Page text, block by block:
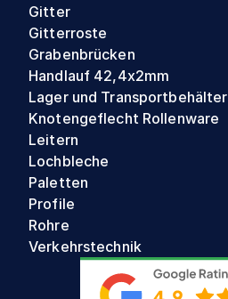
Gitter
Gitterroste
Grabenbrücken
Handlauf 42,4x2mm
Lager und Transportbehälter
Knotengeflecht Rollenware
Leitern
Lochbleche
Paletten
Profile
Rohre
Verkehrstechnik